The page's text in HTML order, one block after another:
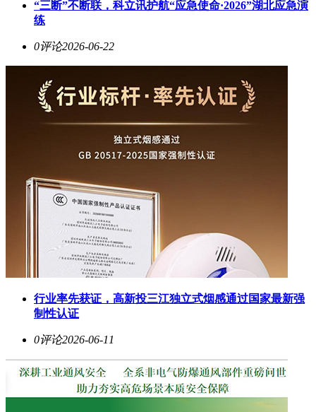
“三断”不断联，科立讯护航“应急使命·2026”湖北应急演
练
0评论2026-06-22
行业率先获证，高新投三江独立式烟感通过国家最新强
制性认证
0评论2026-06-11